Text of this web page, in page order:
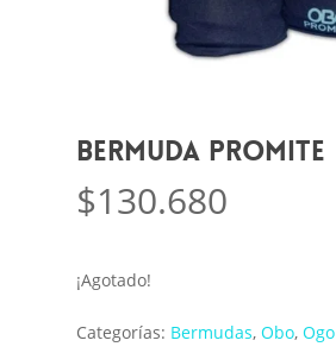
Bermuda Promite
$130.680
¡Agotado!
Categorías: Bermudas, Obo, Ogo